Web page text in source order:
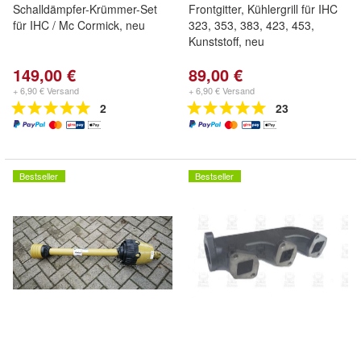
Schalldämpfer-Krümmer-Set
für IHC / Mc Cormick, neu
149,00 €
+ 6,90 € Versand
2
Frontgitter, Kühlergrill für IHC
323, 353, 383, 423, 453,
Kunststoff, neu
89,00 €
+ 6,90 € Versand
23
Bestseller Bestseller